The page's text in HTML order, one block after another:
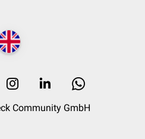
Community GmbH